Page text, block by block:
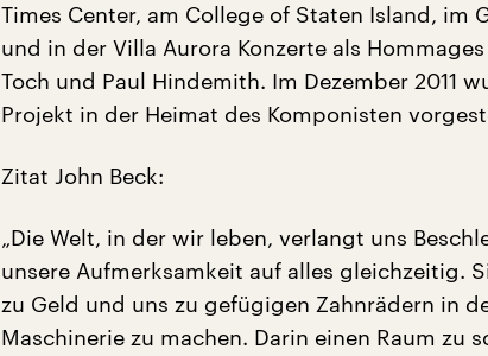
Times Center, am College of Staten Island, im
und in der Villa Aurora Konzerte als
Toch und Paul Hindemith. Im Dezember 2011
Projekt in der Heimat des Komponisten
Zitat John Beck:
„Die Welt, in der wir leben, verlangt uns
unsere Aufmerksamkeit auf alles gleichzeitig.
zu Geld und uns zu gefügigen Zahnrädern in
Maschinerie zu machen. Darin einen Raum zu